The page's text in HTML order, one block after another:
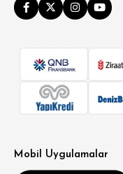
Mobil Uygulamalar